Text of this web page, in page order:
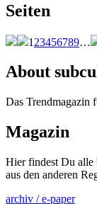
Seiten
1 23456789…
About
Das Trendmagazin
Magazin
Hier findest Du alle
aus den anderen
archiv / e-paper